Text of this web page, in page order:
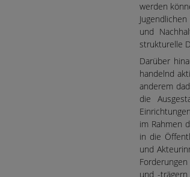
werden
und
strukturelle
Darüber
handelnd
anderem
die
im Rahmen
in die
und
und -